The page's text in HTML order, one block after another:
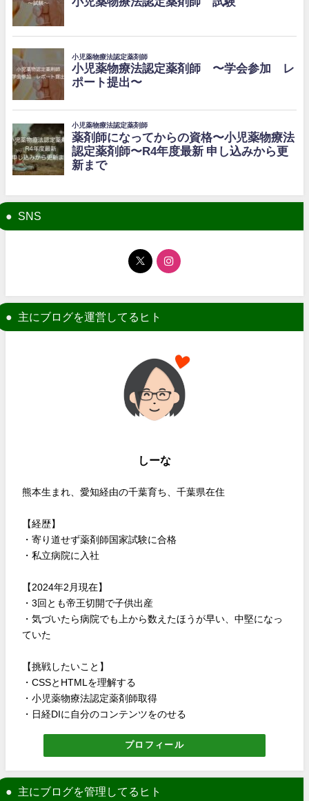
SNS
主にブログを運営してるヒト
しーな
熊本生まれ、愛知経由の千葉育ち、千葉県在住
【経歴】
・寄り道せず薬剤師国家試験に合格
・私立病院に入社
【2024年2月現在】
・3回とも帝王切開で子供出産
・気づいたら病院でも上から数えたほうが早い、中堅になっ
ていた
【挑戦したいこと】
・CSSとHTMLを理解する
・小児薬物療法認定薬剤師取得
・日経DIに自分のコンテンツをのせる
プロフィール
主にブログを管理してるヒト